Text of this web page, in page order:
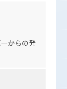
からの発